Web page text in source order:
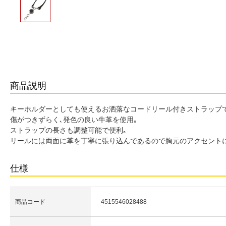
商品説明
キーホルダーとしても使えるお洒落なコードリール付きストラップ
傷がつきずらく､発色の良い牛革を使用｡
ストラップの長さも調整可能で便利｡
リールには両面に革を丁寧に張り込んであるので胸元のアクセント
仕様
商品コード 4515546028488